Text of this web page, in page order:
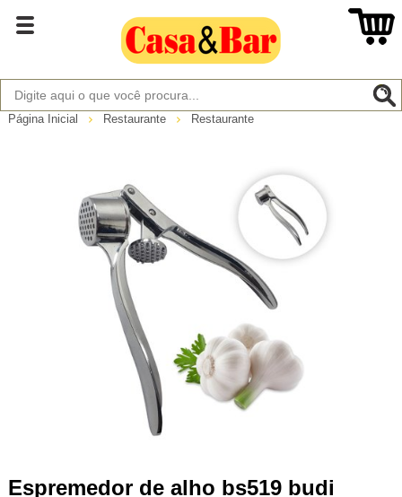
Página Inicial Restaurante Restaurante
Espremedor de alho bs519 budi